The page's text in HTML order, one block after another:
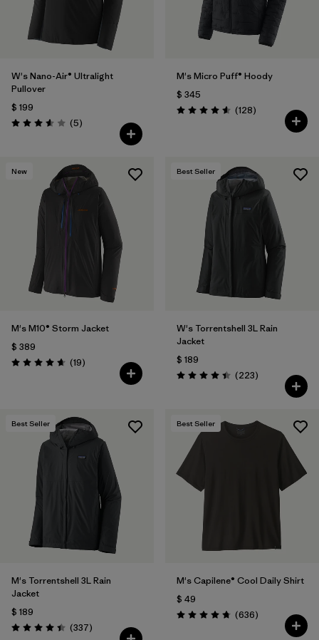
W's Nano-Air® Ultralight
Pullover
$ 199
Valoración: 3.6 / 5
(5Comentarios
)
M's Micro Puff® Hoody
$ 345
Valoración: 4.6 / 5
(128Comentarios
)
New
M's M10® Storm Jacket
$ 389
Valoración: 4.7 / 5
(19Comentarios
)
Best Seller
W's Torrentshell 3L Rain
Jacket
$ 189
Valoración: 4.4 / 5
(223Comentarios
)
Best Seller
M's Torrentshell 3L Rain
Jacket
$ 189
Valoración: 4.4 / 5
(337Comentarios
)
Best Seller
M's Capilene® Cool Daily Shirt
$ 49
Valoración: 4.7 / 5
(636Comentarios
)